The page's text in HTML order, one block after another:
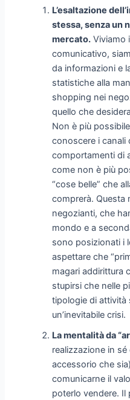
L’esaltazione
stessa, senza un
mercato. Viviamo
comunicativo,
da informazioni e
statistiche alla
shopping nei
quello che
Non è più
conoscere i canali
comportamenti di
come non è più
“cose belle” che
comprerà. Questa
negozianti, che
mondo e a
sono posizionati i
aspettare che
magari addirittura
stupirsi che nelle
tipologie di attività
un’inevitabile crisi.
La mentalità da
realizzazione in
accessorio che
comunicarne il
poterlo vendere. Il